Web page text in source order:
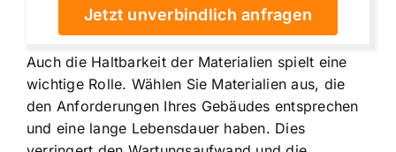
Jetzt unverbindlich anfragen
Auch die Haltbarkeit der Materialien spielt eine
wichtige Rolle. Wählen Sie Materialien aus, die
den Anforderungen Ihres Gebäudes entsprechen
und eine lange Lebensdauer haben. Dies